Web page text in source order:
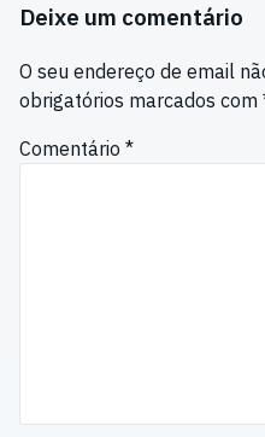
Deixe um comentário
O seu endereço de email
obrigatórios marcados com
Comentário *